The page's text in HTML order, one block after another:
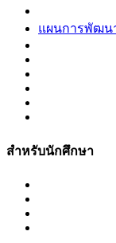
แผนการพัฒน
สำหรับนักศึกษา